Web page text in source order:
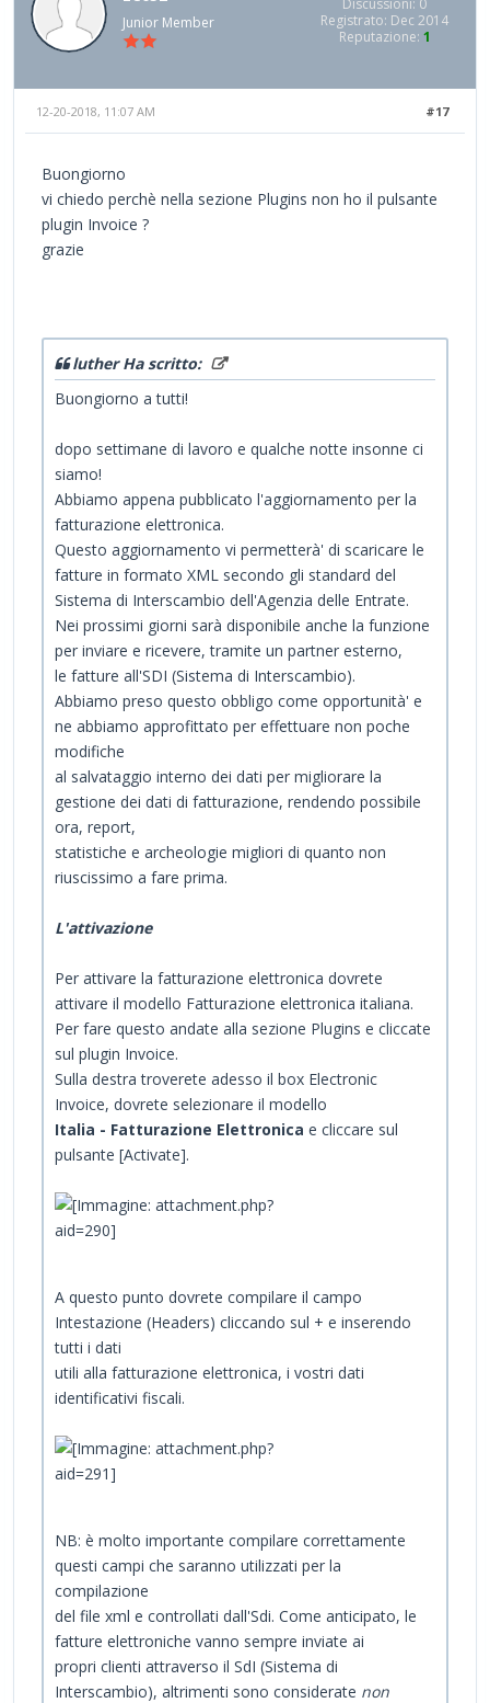
Junior Member
Registrato: Dec 2014
Reputazione: 1
#17
12-20-2018, 11:07 AM
Buongiorno
vi chiedo perchè nella sezione Plugins non ho il pulsante
plugin Invoice ?
grazie
luther Ha scritto:
Buongiorno a tutti!
dopo settimane di lavoro e qualche notte insonne ci
siamo!
Abbiamo appena pubblicato l'aggiornamento per la
fatturazione elettronica.
Questo aggiornamento vi permetterà' di scaricare le
fatture in formato XML secondo gli standard del
Sistema di Interscambio dell'Agenzia delle Entrate.
Nei prossimi giorni sarà disponibile anche la funzione
per inviare e ricevere, tramite un partner esterno,
le fatture all'SDI (Sistema di Interscambio).
Abbiamo preso questo obbligo come opportunità' e
ne abbiamo approfittato per effettuare non poche
modifiche
al salvataggio interno dei dati per migliorare la
gestione dei dati di fatturazione, rendendo possibile
ora, report,
statistiche e archeologie migliori di quanto non
riuscissimo a fare prima.
L'attivazione
Per attivare la fatturazione elettronica dovrete
attivare il modello Fatturazione elettronica italiana.
Per fare questo andate alla sezione Plugins e cliccate
sul plugin Invoice.
Sulla destra troverete adesso il box Electronic
Invoice, dovrete selezionare il modello
Italia - Fatturazione Elettronica e cliccare sul
pulsante [Activate].
A questo punto dovrete compilare il campo
Intestazione (Headers) cliccando sul + e inserendo
tutti i dati
utili alla fatturazione elettronica, i vostri dati
identificativi fiscali.
NB: è molto importante compilare correttamente
questi campi che saranno utilizzati per la
compilazione
del file xml e controllati dall'Sdi. Come anticipato, le
fatture elettroniche vanno sempre inviate ai
propri clienti attraverso il SdI (Sistema di
Interscambio), altrimenti sono considerate non